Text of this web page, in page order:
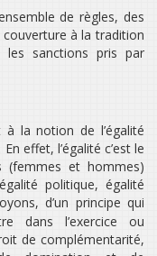
de règles, des
à la tradition
sanctions pris par
la notion de l’égalité
effet, l’égalité c’est le
(femmes et hommes)
politique, égalité
d’un principe qui
dans l’exercice ou
de complémentarité,